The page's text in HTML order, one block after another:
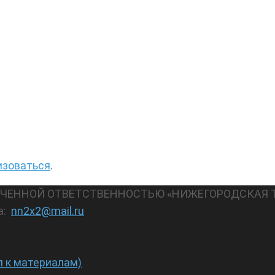
.
ОТВЕТСТВЕННОСТЬЮ «НИЖЕГОРОДСКАЯ
nn2x2@mail.ru
к материалам)